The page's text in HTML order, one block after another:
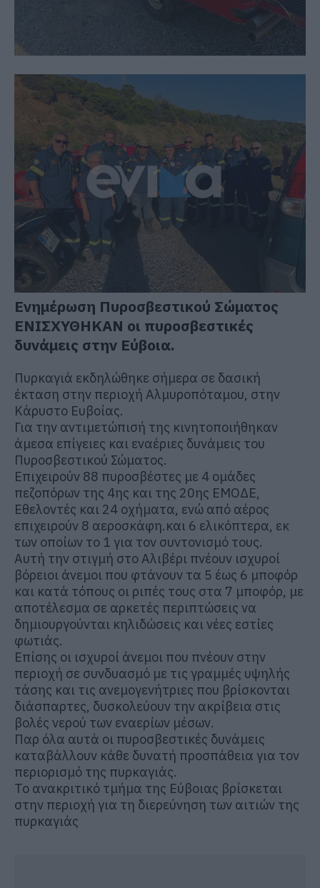
Ενημέρωση Πυροσβεστικού Σώματος
ΕΝΙΣΧΥΘΗΚΑΝ οι πυροσβεστικές
δυνάμεις στην Εύβοια.
Πυρκαγιά εκδηλώθηκε σήμερα σε δασική
έκταση στην περιοχή Αλμυροπόταμου, στην
Κάρυστο Ευβοίας.
Για την αντιμετώπισή της κινητοποιήθηκαν
άμεσα επίγειες και εναέριες δυνάμεις του
Πυροσβεστικού Σώματος.
Επιχειρούν 88 πυροσβέστες με 4 ομάδες
πεζοπόρων της 4ης και της 20ης ΕΜΟΔΕ,
Εθελοντές και 24 οχήματα, ενώ από αέρος
επιχειρούν 8 αεροσκάφη.και 6 ελικόπτερα, εκ
των οποίων το 1 για τον συντονισμό τους.
Αυτή την στιγμή στο Αλιβέρι πνέουν ισχυροί
βόρειοι άνεμοι που φτάνουν τα 5 έως 6 μποφόρ
και κατά τόπους οι ριπές τους στα 7 μποφόρ, με
αποτέλεσμα σε αρκετές περιπτώσεις να
δημιουργούνται κηλιδώσεις και νέες εστίες
φωτιάς.
Επίσης οι ισχυροί άνεμοι που πνέουν στην
περιοχή σε συνδυασμό με τις γραμμές υψηλής
τάσης και τις ανεμογενήτριες που βρίσκονται
διάσπαρτες, δυσκολεύουν την ακρίβεια στις
βολές νερού των εναερίων μέσων.
Παρ όλα αυτά οι πυροσβεστικές δυνάμεις
καταβάλλουν κάθε δυνατή προσπάθεια για τον
περιορισμό της πυρκαγιάς.
Το ανακριτικό τμήμα της Εύβοιας βρίσκεται
στην περιοχή για τη διερεύνηση των αιτιών της
πυρκαγιάς